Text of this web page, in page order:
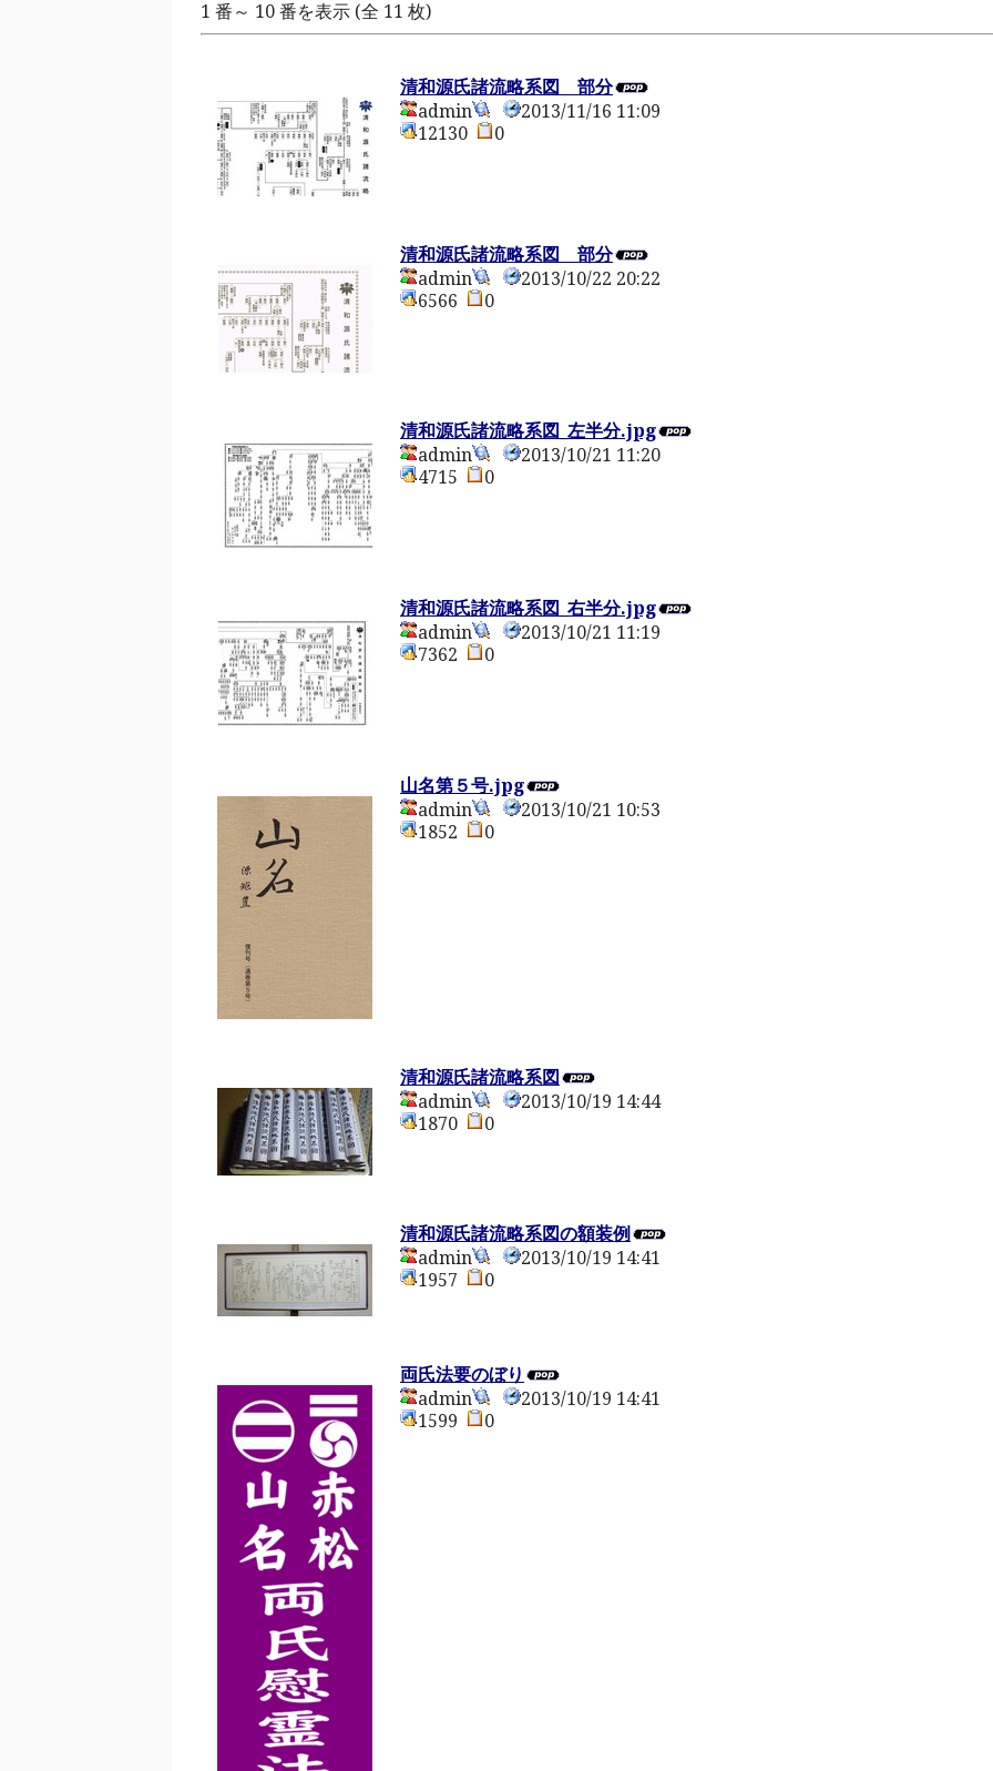
1 番～ 10 番を表示 (全 11 枚)
清和源氏諸流略系図 部分
admin
2013/11/16 11:09
12130
0
清和源氏諸流略系図 部分
admin
2013/10/22 20:22
6566
0
清和源氏諸流略系図_左半分.jpg
admin
2013/10/21 11:20
4715
0
清和源氏諸流略系図_右半分.jpg
admin
2013/10/21 11:19
7362
0
山名第５号.jpg
admin
2013/10/21 10:53
1852
0
清和源氏諸流略系図
admin
2013/10/19 14:44
1870
0
清和源氏諸流略系図の額装例
admin
2013/10/19 14:41
1957
0
両氏法要のぼり
admin
2013/10/19 14:41
1599
0